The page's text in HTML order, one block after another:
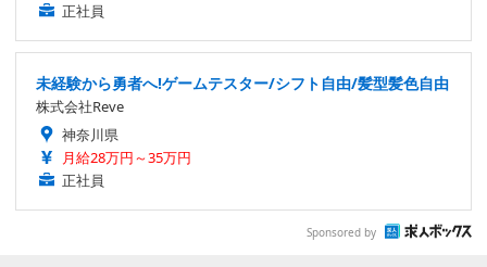
正社員
未経験から勇者へ!ゲームテスター/シフト自由/髪型髪色自由
株式会社Reve
神奈川県
月給28万円～35万円
正社員
Sponsored by